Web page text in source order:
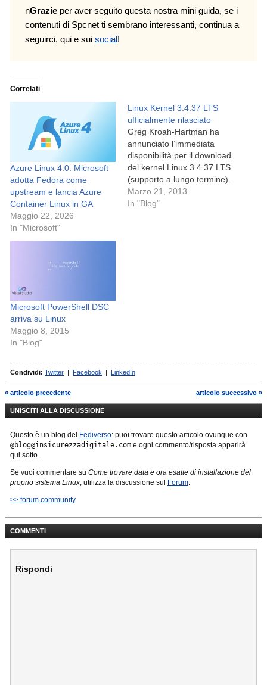
nGrazie per aver seguito questa nostra mini guida, se i
contenuti di Spcnet ti sembrano interessanti, continua a
seguirci, qui e sui social!
Correlati
Azure Linux 4.0: Microsoft
adotta Fedora come
upstream e lancia Azure
Container Linux in GA
Maggio 22, 2026
In "Microsoft"
Linux Kernel 3.4.37 LTS
ufficialmente rilasciato
Greg Kroah-Hartman ha
annunciato l’immediata
disponibilità per il download
del kernel Linux 3.4.37 LTS
(supporto a lungo termine).
n Linux kernel 3.4.37 LTS
viene fornito con un sacco
Marzo 21, 2013
In "Blog"
Microsoft PowerShell DSC
arriva su Linux
Maggio 8, 2015
In "Blog"
Condividi: Twitter Facebook LinkedIn
« articolo precedente articolo successivo »
UNISCITI ALLA DISCUSSIONE
Questo è un blog del Fediverso: puoi trovare questo articolo ovunque con
@blog@insicurezzadigitale.com e ogni commento/risposta apparirà
qui sotto.
Se vuoi commentare su Come trovare data e ora esatte di installazione del
proprio sistema Linux, utilizza la discussione sul Forum.
>> forum community
COMMENTI
Rispondi